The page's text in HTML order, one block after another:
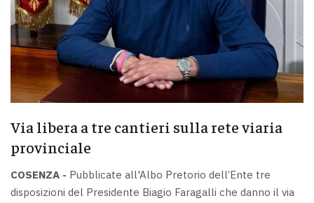
Via libera a tre cantieri sulla rete viaria
provinciale
COSENZA - Pubblicate all'Albo Pretorio dell’Ente tre
disposizioni del Presidente Biagio Faragalli che danno il via